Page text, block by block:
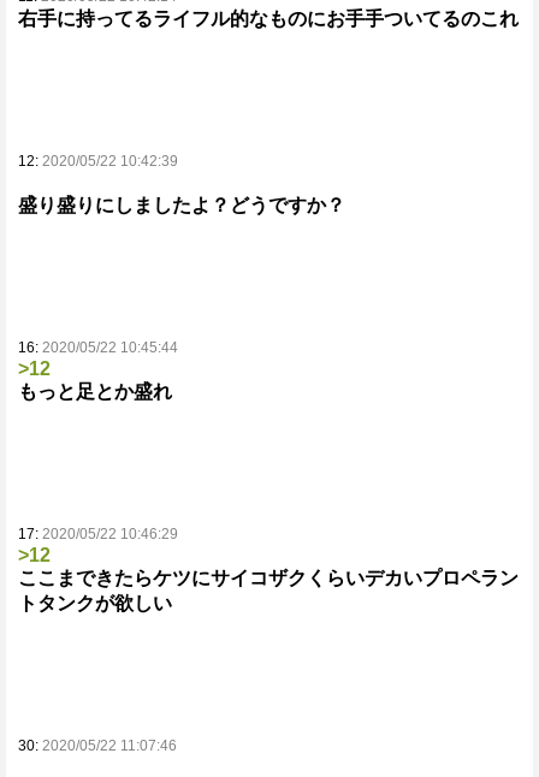
右手に持ってるライフル的なものにお手手ついてるのこれ
12: 2020/05/22 10:42:39
盛り盛りにしましたよ？どうですか？
16: 2020/05/22 10:45:44
>12
もっと足とか盛れ
17: 2020/05/22 10:46:29
>12
ここまできたらケツにサイコザクくらいデカいプロペラン
トタンクが欲しい
30: 2020/05/22 11:07:46